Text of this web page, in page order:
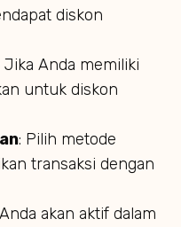
diskon
Jika Anda memiliki
untuk diskon
: Pilih metode
transaksi dengan
akan aktif dalam